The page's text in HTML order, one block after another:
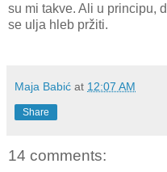
su mi takve. Ali u principu,
se ulja hleb pržiti.
Maja Babić at 12:07 AM
Share
14 comments: